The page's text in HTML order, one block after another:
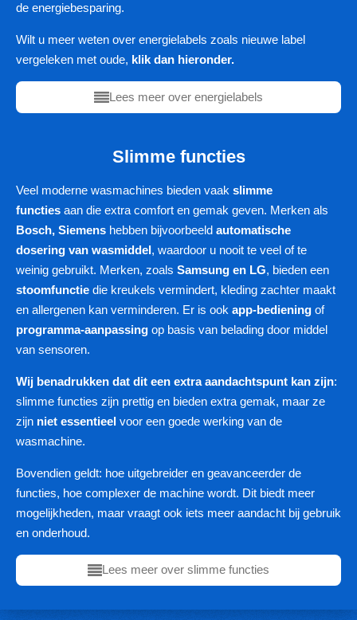
de energiebesparing.
Wilt u meer weten over energielabels zoals nieuwe label
vergeleken met oude, klik dan hieronder.
Lees meer over energielabels
Slimme functies
Veel moderne wasmachines bieden vaak slimme
functies aan die extra comfort en gemak geven. Merken als
Bosch, Siemens hebben bijvoorbeeld automatische
dosering van wasmiddel, waardoor u nooit te veel of te
weinig gebruikt. Merken, zoals Samsung en LG, bieden een
stoomfunctie die kreukels vermindert, kleding zachter maakt
en allergenen kan verminderen. Er is ook app-bediening of
programma-aanpassing op basis van belading door middel
van sensoren.
Wij benadrukken dat dit een extra aandachtspunt kan zijn:
slimme functies zijn prettig en bieden extra gemak, maar ze
zijn niet essentieel voor een goede werking van de
wasmachine.
Bovendien geldt: hoe uitgebreider en geavanceerder de
functies, hoe complexer de machine wordt. Dit biedt meer
mogelijkheden, maar vraagt ook iets meer aandacht bij gebruik
en onderhoud.
Lees meer over slimme functies